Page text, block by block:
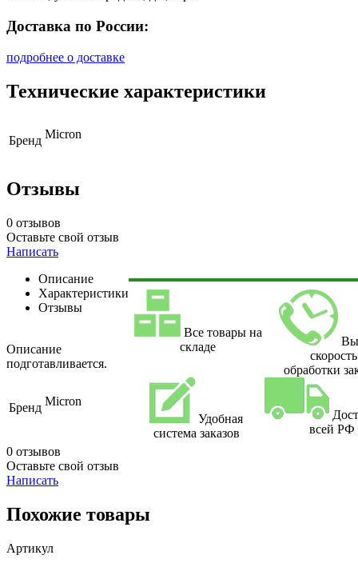
Доставка по России:
подробнее о доставке
Технические характеристики
Бренд Micron
Отзывы
0 отзывов
Оставьте свой отзыв
Написать
Описание
Характеристики
Отзывы
Описание
подготавливается.
Бренд Micron
0 отзывов
Оставьте свой отзыв
Написать
Все товары на
складе
скорость
обработки
Удобная
система заказов
всей РФ
Похожие товары
Артикул